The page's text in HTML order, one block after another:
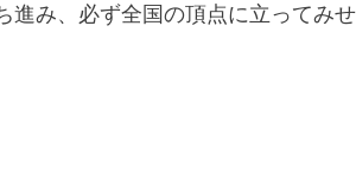
み、必ず全国の頂点に立ってみせ